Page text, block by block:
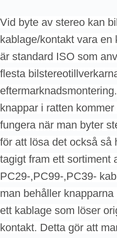
Vid byte av stereo kan
kablage/kontakt vara en
är standard ISO som
flesta
knappar i ratten
fungera när man byter
för att lösa det också så
tagigt fram ett sortiment
PC29-,PC99-,PC39-
man behåller
ett kablage som löser
kontakt. Detta gör att